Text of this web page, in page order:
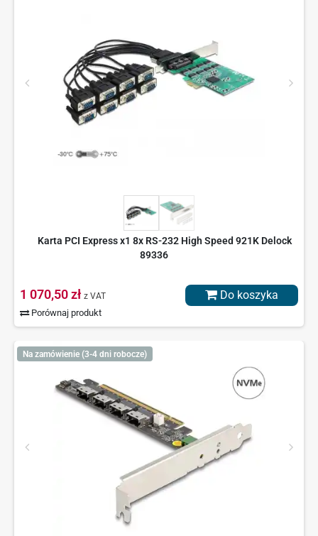
Karta PCI Express x1 8x RS-232 High Speed 921K Delock
89336
1 070,50 zł z VAT
Porównaj produkt
Do koszyka
Na zamówienie (3-4 dni robocze)